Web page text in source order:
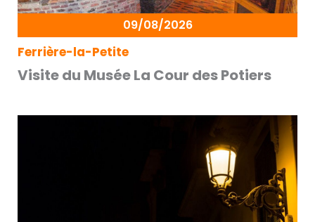
09/08/2026
Ferrière-la-Petite
Visite du Musée La Cour des Potiers